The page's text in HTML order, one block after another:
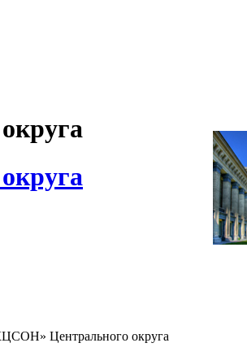
Центрального округа